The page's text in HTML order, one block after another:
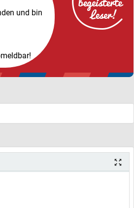
und bin